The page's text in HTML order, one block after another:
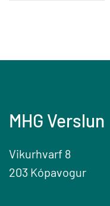
MHG Verslun
Vikurhvarf 8
203 Kópavogur